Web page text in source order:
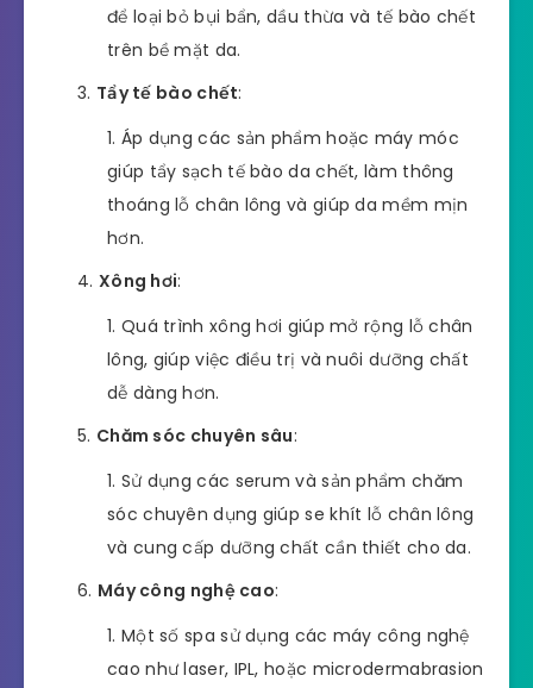
để loại bỏ bụi bẩn, dầu thừa và tế bào chết
trên bề mặt da.
Tẩy tế bào chết:
Áp dụng các sản phẩm hoặc máy móc
giúp tẩy sạch tế bào da chết, làm thông
thoáng lỗ chân lông và giúp da mềm mịn
hơn.
Xông hơi:
Quá trình xông hơi giúp mở rộng lỗ chân
lông, giúp việc điều trị và nuôi dưỡng chất
dễ dàng hơn.
Chăm sóc chuyên sâu:
Sử dụng các serum và sản phẩm chăm
sóc chuyên dụng giúp se khít lỗ chân lông
và cung cấp dưỡng chất cần thiết cho da.
Máy công nghệ cao:
Một số spa sử dụng các máy công nghệ
cao như laser, IPL, hoặc microdermabrasion